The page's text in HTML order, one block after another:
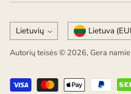
Kalba
Lietuvių Valiuta
Autorių teisės © 2026, Gera namie